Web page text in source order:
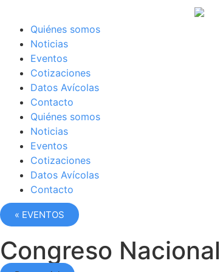
Quiénes somos
Noticias
Eventos
Cotizaciones
Datos Avícolas
Contacto
Quiénes somos
Noticias
Eventos
Cotizaciones
Datos Avícolas
Contacto
« EVENTOS
Congreso